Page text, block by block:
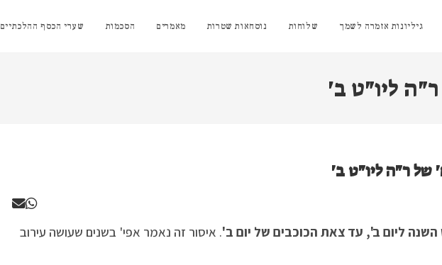
גיליונות אזמרה לשמך שלוחות נוסחאות שטרות מאמרים הסכמות שערי הכסף ההלכתיים
ליו"ט ב'
ליום ב', עד צאת הכוכבים של יום ב'. איסור זה נאמר אפי' בשנים שעושה עירוב